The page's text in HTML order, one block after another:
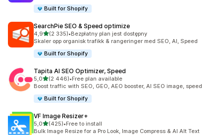
Built for Shopify
SearchPie SEO & Speed optimize
4,9na 5 gwiazdek
(2 335)
Łączna liczba recenzji: 2335
•Bezpłatny plan jest dostępny
Skaler opp organisk trafikk & rangeringer med SEO, AI, Speed
Built for Shopify
Tapita AI SEO Optimizer, Speed
5,0na 5 gwiazdek
(2 446)
Łączna liczba recenzji: 2446
•Free plan available
Boost traffic with SEO, GEO, AEO booster, AI SEO image, speed
Built for Shopify
VF Image Resizer+
5,0na 5 gwiazdek
(425)
Łączna liczba recenzji: 425
•Free to install
Bulk Image Resize for a Pro Look, Image Compress & AI Alt Text